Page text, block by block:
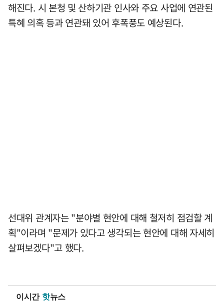
해진다. 시 본청 및 산하기관 인사와 주요 사업에 연관된
특혜 의혹 등과 연관돼 있어 후폭풍도 예상된다.
선대위 관계자는 "분야별 현안에 대해 철저히 점검할 계
획"이라며 "문제가 있다고 생각되는 현안에 대해 자세히
살펴보겠다"고 했다.
이시간 핫뉴스